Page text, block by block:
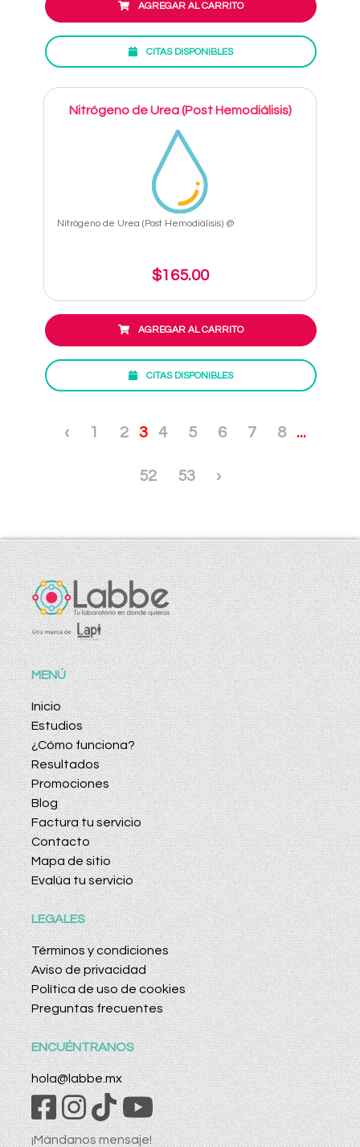
AGREGAR AL CARRITO
CITAS DISPONIBLES
Nitrógeno de Urea (Post Hemodiálisis)
Nitrógeno de Urea (Post Hemodiálisis) @
$165.00
AGREGAR AL CARRITO
CITAS DISPONIBLES
‹ 1 2 3 4 5 6 7 8 ...
52 53 ›
MENÚ
Inicio
Estudios
¿Cómo funciona?
Resultados
Promociones
Blog
Factura tu servicio
Contacto
Mapa de sitio
Evalúa tu servicio
LEGALES
Términos y condiciones
Aviso de privacidad
Política de uso de cookies
Preguntas frecuentes
ENCUÉNTRANOS
hola@labbe.mx
¡Mándanos mensaje!